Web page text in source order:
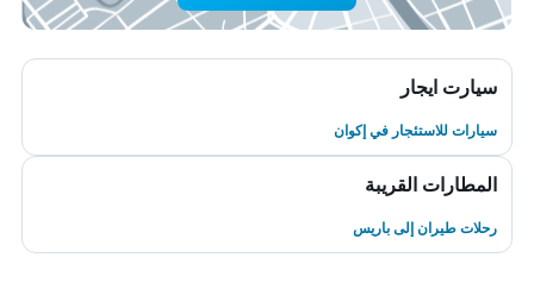
سيارت ايجار
سيارات للاستئجار في إكوان
المطارات القريبة
رحلات طيران إلى باريس